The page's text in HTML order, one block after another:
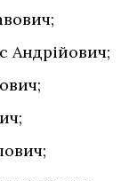
Андрійович;